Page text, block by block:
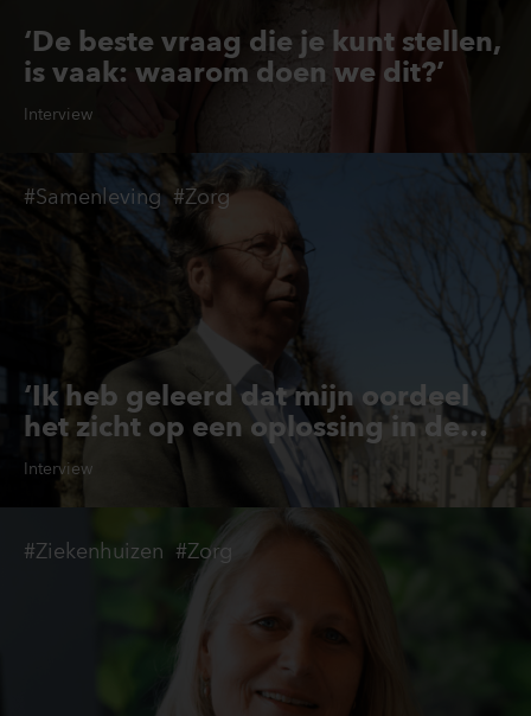
‘De beste vraag die je kunt stellen,
is vaak: waarom doen we dit?’
Interview
‘Ik heb geleerd dat mijn oordeel
het zicht op een oplossing in de
weg kan staan’
Interview
#Samenleving #Zorg
#Ziekenhuizen #Zorg